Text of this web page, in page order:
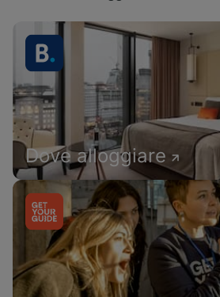
Dove alloggiare